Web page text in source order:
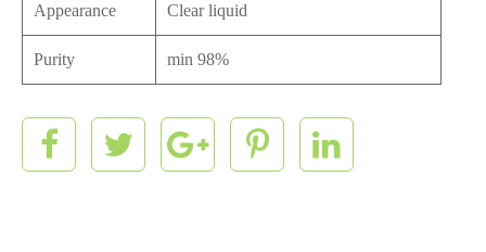
Appearance Clear liquid
Purity min 98%